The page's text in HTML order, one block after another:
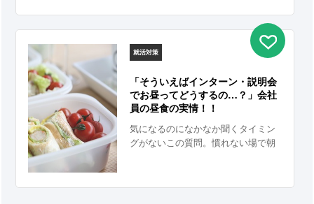
これらを意識することで秋冬インタ
ーン・本選考の通過率を上げていき
ましょう！
就活対策
「そういえばインターン・説明会
でお昼ってどうするの…？」会社
員の昼食の実情！！
気になるのになかなか聞くタイミン
グがないこの質問。慣れない場で朝